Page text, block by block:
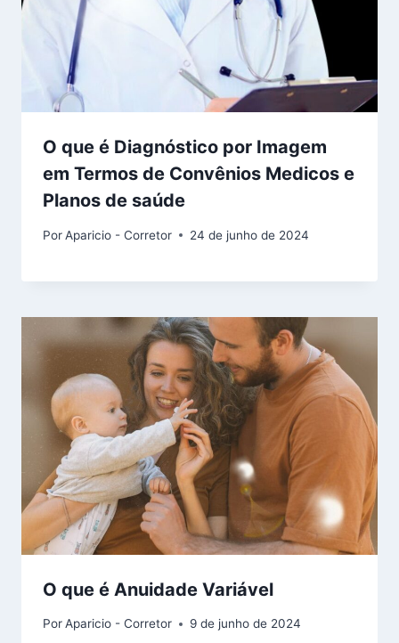
O que é Diagnóstico por Imagem
em Termos de Convênios Medicos e
Planos de saúde
PorAparicio - Corretor 24 de junho de 2024
O que é Anuidade Variável
PorAparicio - Corretor 9 de junho de 2024